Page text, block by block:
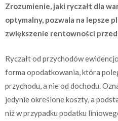
Zrozumienie, jaki ryczałt dla
optymalny, pozwala na lepsze
zwiększenie rentowności
Ryczałt od przychodów
forma opodatkowania, która
przychodu, a nie od dochodu.
jedynie określone koszty, a
niż w przypadku podatku